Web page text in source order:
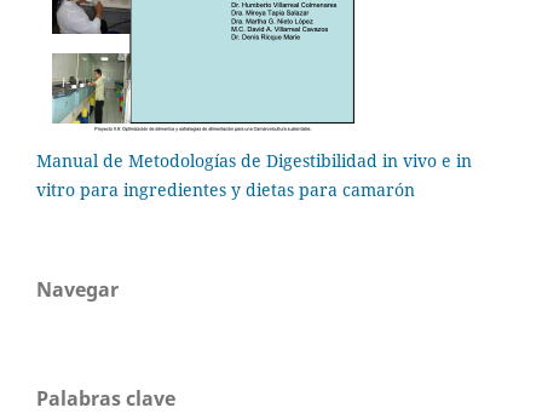
Manual de Metodologías de Digestibilidad in vivo e in
vitro para ingredientes y dietas para camarón
Navegar
Palabras clave